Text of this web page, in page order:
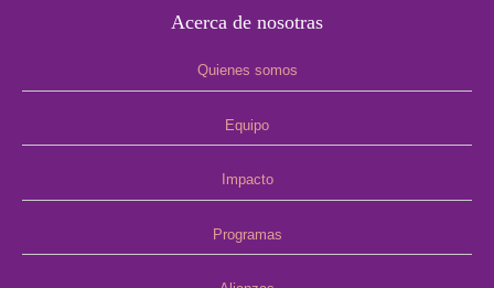
Acerca de nosotras
Quienes somos
Equipo
Impacto
Programas